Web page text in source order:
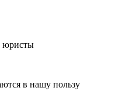
юристы
в нашу пользу